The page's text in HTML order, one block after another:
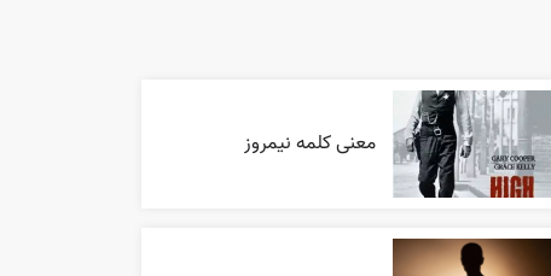
معنی کلمه نیمروز